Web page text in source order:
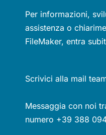
Per informazioni,
assistenza o
FileMaker, entra
Scrivici alla mail
Messaggia con noi
numero +39 388